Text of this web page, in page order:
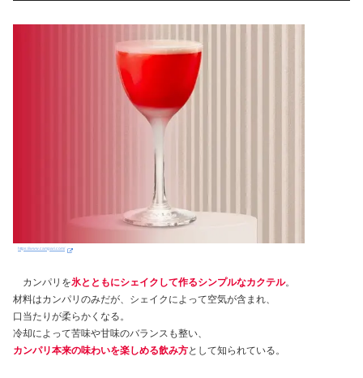
https://www.campari.com/
カンパリを氷とともにシェイクして作るシンプルなカクテル。
材料はカンパリのみだが、シェイクによって空気が含まれ、
口当たりが柔らかくなる。
冷却によって苦味や甘味のバランスも整い、
カンパリ本来の味わいを楽しめる飲み方として知られている。